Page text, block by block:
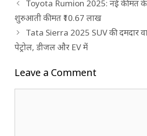
Toyota Rumion 2025: नई कीमत
शुरुआती कीमत ₹10.67 लाख
Tata Sierra 2025 SUV की दमदार
पेट्रोल, डीजल और EV में
Leave a Comment